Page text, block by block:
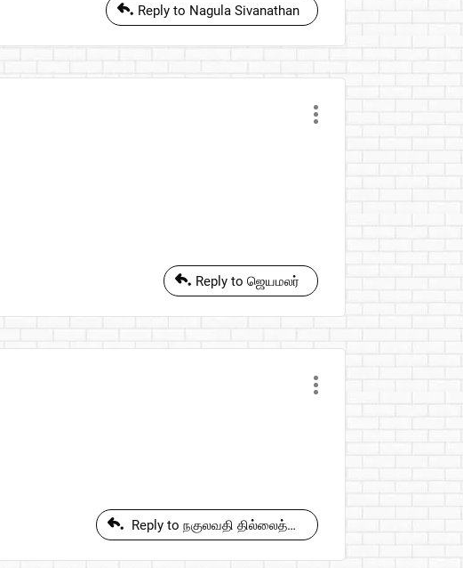
Reply to Nagula Sivanathan
Reply to ஜெயமலர்
Reply to நகுலவதி தில்லைத்தேவன்